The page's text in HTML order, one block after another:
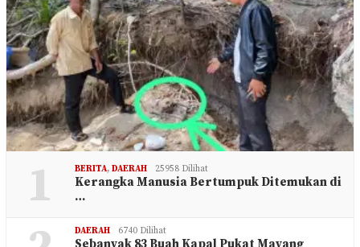
1 BERITA, DAERAH 25958 Dilihat
Kerangka Manusia Bertumpuk Ditemukan di
…
DAERAH 6740 Dilihat